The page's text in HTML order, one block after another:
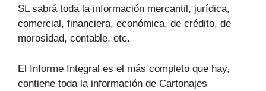
SL sabrá toda la información mercantil, jurídica,
comercial, financiera, económica, de crédito, de
morosidad, contable, etc.
El Informe Integral es el más completo que hay,
contiene toda la información de Cartonajes